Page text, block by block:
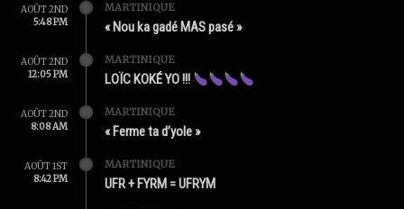
AOÛT 2ND
5:48 PM
MARTINIQUE
« Nou ka gadé MAS pasé »
AOÛT 2ND
12:05 PM
MARTINIQUE
LOÏC KOKÉ YO !!!
AOÛT 2ND
8:08 AM
MARTINIQUE
« Ferme ta d’yole »
AOÛT 1ST
8:42 PM
MARTINIQUE
UFR + FYRM = UFRYM